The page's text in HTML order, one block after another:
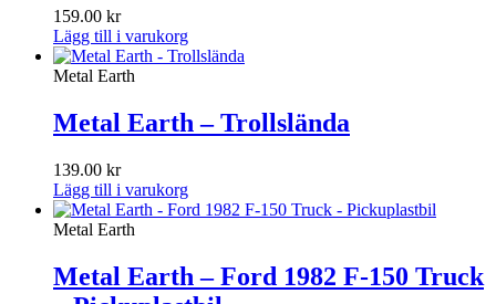
159.00 kr
Lägg till i varukorg
Metal Earth
Metal Earth – Trollslända
139.00 kr
Lägg till i varukorg
Metal Earth
Metal Earth – Ford 1982 F-150 Truck